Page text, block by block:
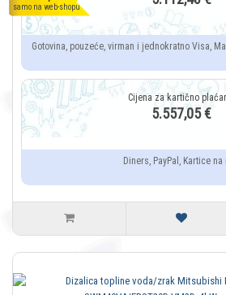
samo na web-shopu
Gotovina, pouzeće, virman i jednokratno Visa,
5.557,05 €
Diners, PayPal, Kartice na